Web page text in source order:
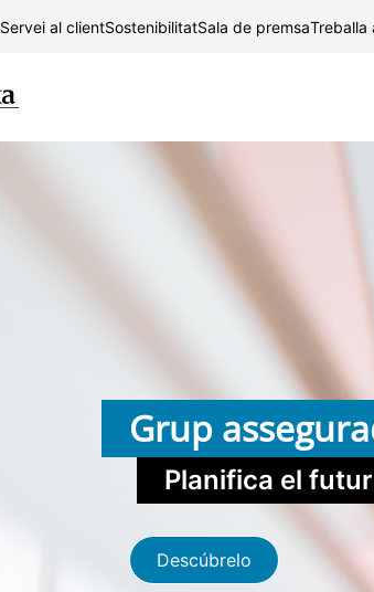
Servei al clientSostenibilitatSala de premsaTreballa
Grup
Planifica el
Descúbrelo